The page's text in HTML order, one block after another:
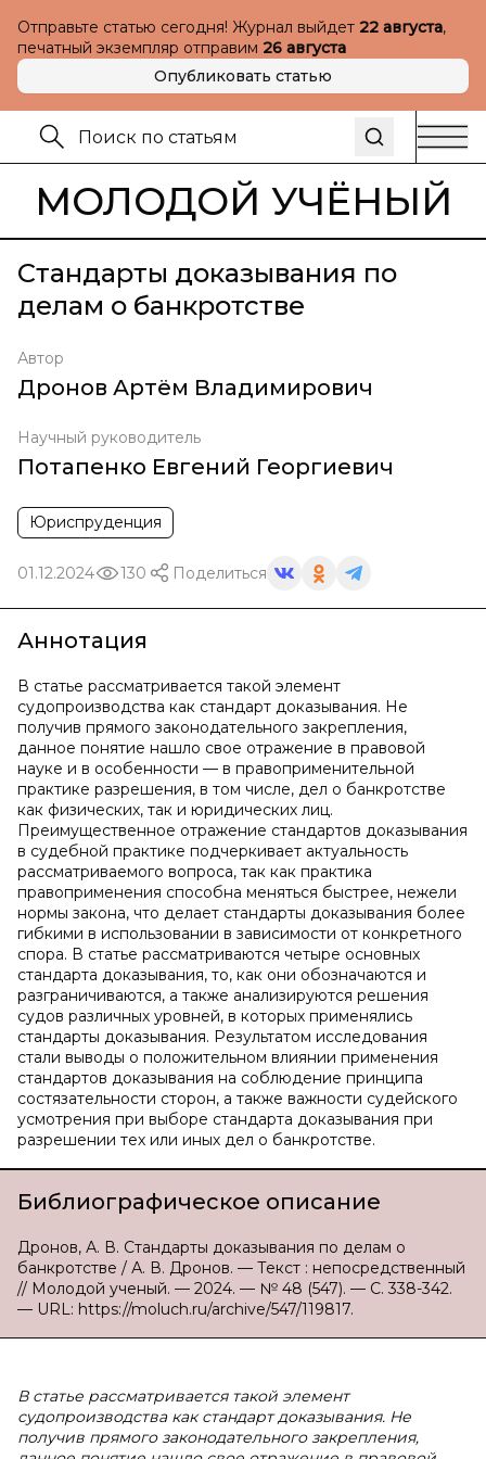
Отправьте статью сегодня! Журнал выйдет 22 августа,
печатный экземпляр отправим 26 августа
Опубликовать статью
МОЛОДОЙ УЧЁНЫЙ
Стандарты доказывания по
делам о банкротстве
Автор
Дронов Артём Владимирович
Научный руководитель
Потапенко Евгений Георгиевич
Юриспруденция
01.12.2024 130 Поделиться
Аннотация
В статье рассматривается такой элемент
судопроизводства как стандарт доказывания. Не
получив прямого законодательного закрепления,
данное понятие нашло свое отражение в правовой
науке и в особенности — в правоприменительной
практике разрешения, в том числе, дел о банкротстве
как физических, так и юридических лиц.
Преимущественное отражение стандартов доказывания
в судебной практике подчеркивает актуальность
рассматриваемого вопроса, так как практика
правоприменения способна меняться быстрее, нежели
нормы закона, что делает стандарты доказывания более
гибкими в использовании в зависимости от конкретного
спора. В статье рассматриваются четыре основных
стандарта доказывания, то, как они обозначаются и
разграничиваются, а также анализируются решения
судов различных уровней, в которых применялись
стандарты доказывания. Результатом исследования
стали выводы о положительном влиянии применения
стандартов доказывания на соблюдение принципа
состязательности сторон, а также важности судейского
усмотрения при выборе стандарта доказывания при
разрешении тех или иных дел о банкротстве.
Библиографическое описание
Дронов, А. В. Стандарты доказывания по делам о
банкротстве / А. В. Дронов. — Текст : непосредственный
// Молодой ученый. — 2024. — № 48 (547). — С. 338-342.
— URL: https://moluch.ru/archive/547/119817.
В статье рассматривается такой элемент
судопроизводства как стандарт доказывания. Не
получив прямого законодательного закрепления,